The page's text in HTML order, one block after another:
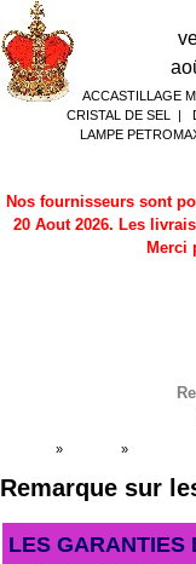
ACCASTILLAGE
CRISTAL DE SEL
|
LAMPE
Nos fournisseurs sont
20 Aout 2026. Les
Merci
» »
Remarque sur
LES GARANTIES